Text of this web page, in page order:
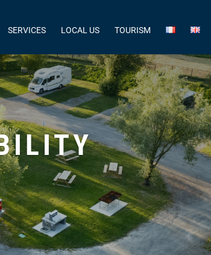
SERVICES LOCAL US TOURISM